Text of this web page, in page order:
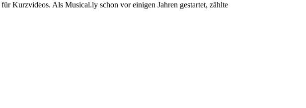
Kurzvideos. Als Musical.ly schon vor einigen Jahren gestartet, zählte